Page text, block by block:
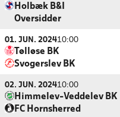
Holbæk B&I
Oversidder
01. JUN. 202410:00
Tølløse BK
Svogerslev BK
02. JUN. 202410:00
Himmelev-Veddelev BK
FC Hornsherred